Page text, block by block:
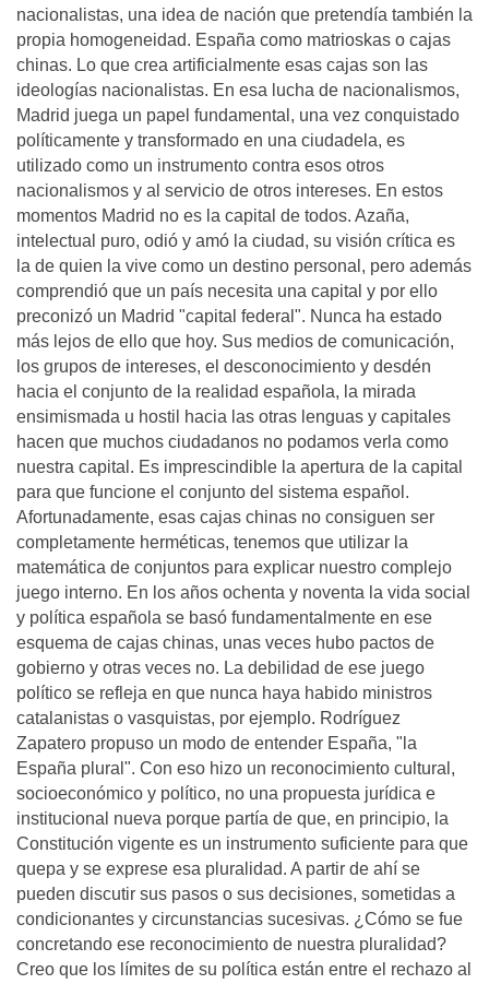
nacionalistas, una idea de nación que pretendía también la
propia homogeneidad. España como matrioskas o cajas
chinas. Lo que crea artificialmente esas cajas son las
ideologías nacionalistas. En esa lucha de nacionalismos,
Madrid juega un papel fundamental, una vez conquistado
políticamente y transformado en una ciudadela, es
utilizado como un instrumento contra esos otros
nacionalismos y al servicio de otros intereses. En estos
momentos Madrid no es la capital de todos. Azaña,
intelectual puro, odió y amó la ciudad, su visión crítica es
la de quien la vive como un destino personal, pero además
comprendió que un país necesita una capital y por ello
preconizó un Madrid "capital federal". Nunca ha estado
más lejos de ello que hoy. Sus medios de comunicación,
los grupos de intereses, el desconocimiento y desdén
hacia el conjunto de la realidad española, la mirada
ensimismada u hostil hacia las otras lenguas y capitales
hacen que muchos ciudadanos no podamos verla como
nuestra capital. Es imprescindible la apertura de la capital
para que funcione el conjunto del sistema español.
Afortunadamente, esas cajas chinas no consiguen ser
completamente herméticas, tenemos que utilizar la
matemática de conjuntos para explicar nuestro complejo
juego interno. En los años ochenta y noventa la vida social
y política española se basó fundamentalmente en ese
esquema de cajas chinas, unas veces hubo pactos de
gobierno y otras veces no. La debilidad de ese juego
político se refleja en que nunca haya habido ministros
catalanistas o vasquistas, por ejemplo. Rodríguez
Zapatero propuso un modo de entender España, "la
España plural". Con eso hizo un reconocimiento cultural,
socioeconómico y político, no una propuesta jurídica e
institucional nueva porque partía de que, en principio, la
Constitución vigente es un instrumento suficiente para que
quepa y se exprese esa pluralidad. A partir de ahí se
pueden discutir sus pasos o sus decisiones, sometidas a
condicionantes y circunstancias sucesivas. ¿Cómo se fue
concretando ese reconocimiento de nuestra pluralidad?
Creo que los límites de su política están entre el rechazo al